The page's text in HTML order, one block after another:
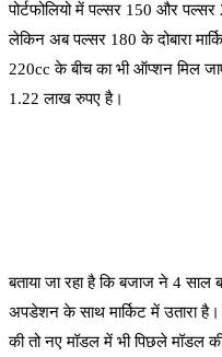
पोर्टफोलियो में पल्सर 150 और
लेकिन अब पल्सर 180 के दोबारा
220cc के बीच का भी ऑप्शन मिल
1.22 लाख रुपए है।
बताया जा रहा है कि बजाज ने 4
अपडेशन के साथ मार्किट में उतारा
की तो नए मॉडल में भी पिछले मॉडल